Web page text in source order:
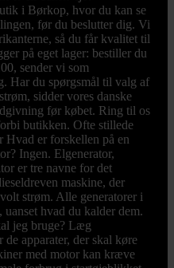
i Børkop, hvor du kan se
før du beslutter dig. Vi
så du får kvalitet til
på eget lager: bestiller du
sender vi som
Har du spørgsmål til valg af
sidder vores danske
før købet. Ring til os
butikken. Ofte stillede
Hvad er forskellen på en
Ingen. Elgenerator,
er tre navne for det
maskine, der
strøm. Alle generatorer i
hvad du kalder dem.
jeg bruge? Læg
apparater, der skal køre
med motor kan kræve